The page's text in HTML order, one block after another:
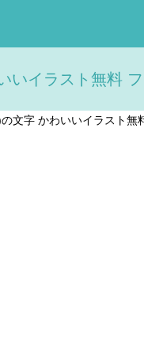
いイラスト無料
文字 かわいいイラスト無